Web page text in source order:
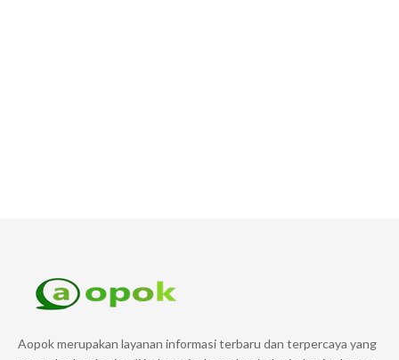
Aopok merupakan layanan informasi terbaru dan terpercaya yang